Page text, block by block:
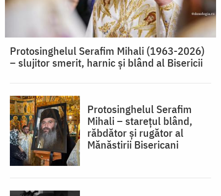
Protosinghelul Serafim Mihali (1963-2026)
– slujitor smerit, harnic și blând al Bisericii
Protosinghelul Serafim
Mihali – starețul blând,
răbdător și rugător al
Mănăstirii Bisericani